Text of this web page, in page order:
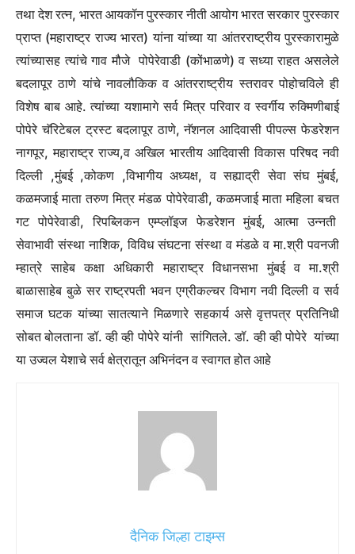
तथा देश रत्न, भारत आयकॉन पुरस्कार नीती आयोग भारत सरकार पुरस्कार
प्राप्त (महाराष्ट्र राज्य भारत) यांना यांच्या या आंतरराष्ट्रीय पुरस्कारामुळे
त्यांच्यासह त्यांचे गाव मौजे पोपेरेवाडी (कोंभाळणे) व सध्या राहत असलेले
बदलापूर ठाणे यांचे नावलौकिक व आंतरराष्ट्रीय स्तरावर पोहोचविले ही
विशेष बाब आहे. त्यांच्या यशामागे सर्व मित्र परिवार व स्वर्गीय रुक्मिणीबाई
पोपेरे चॅरिटेबल ट्रस्ट बदलापूर ठाणे, नॅशनल आदिवासी पीपल्स फेडरेशन
नागपूर, महाराष्ट्र राज्य,व अखिल भारतीय आदिवासी विकास परिषद नवी
दिल्ली ,मुंबई ,कोकण ,विभागीय अध्यक्ष, व सह्याद्री सेवा संघ मुंबई,
कळमजाई माता तरुण मित्र मंडळ पोपेरेवाडी, कळमजाई माता महिला बचत
गट पोपेरेवाडी, रिपब्लिकन एम्प्लॉइज फेडरेशन मुंबई, आत्मा उन्नती
सेवाभावी संस्था नाशिक, विविध संघटना संस्था व मंडळे व मा.श्री पवनजी
म्हात्रे साहेब कक्षा अधिकारी महाराष्ट्र विधानसभा मुंबई व मा.श्री
बाळासाहेब बुळे सर राष्ट्रपती भवन एग्रीकल्चर विभाग नवी दिल्ली व सर्व
समाज घटक यांच्या सातत्याने मिळणारे सहकार्य असे वृत्तपत्र प्रतिनिधी
सोबत बोलताना डॉ. व्ही व्ही पोपेरे यांनी सांगितले. डॉ. व्ही व्ही पोपेरे यांच्या
या उज्वल येशाचे सर्व क्षेत्रातून अभिनंदन व स्वागत होत आहे
दैनिक जिल्हा टाइम्स